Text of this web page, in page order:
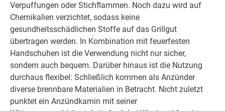
Verpuffungen oder Stichflammen. Noch dazu wird auf
Chemikalien verzichtet, sodass keine
gesundheitsschädlichen Stoffe auf das Grillgut
übertragen werden. In Kombination mit feuerfesten
Handschuhen ist die Verwendung nicht nur sicher,
sondern auch bequem. Darüber hinaus ist die Nutzung
durchaus flexibel: Schließlich kommen als Anzünder
diverse brennbare Materialien in Betracht. Nicht zuletzt
punktet ein Anzündkamin mit seiner